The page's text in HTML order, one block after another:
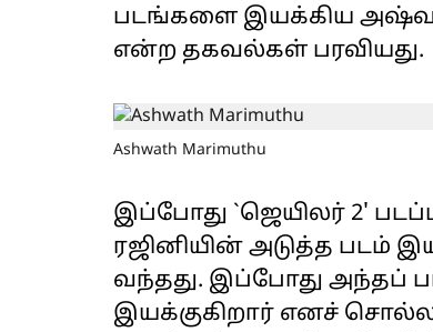
படங்களை இயக்கிய அஷ்வத்
என்ற தகவல்கள் பரவியது.
Ashwath Marimuthu
இப்போது `ஜெயிலர் 2'
ரஜினியின் அடுத்த படம்
வந்தது. இப்போது அந்தப்
இயக்குகிறார் எனச்